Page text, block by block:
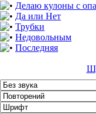
Делаю кулоны с
Да или Нет
Трубки
Недовольным
Последняя